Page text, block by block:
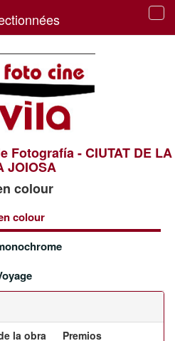
Fotografía - CIUTAT DE LA
JOIOSA
colour
colour
la obra
Premios